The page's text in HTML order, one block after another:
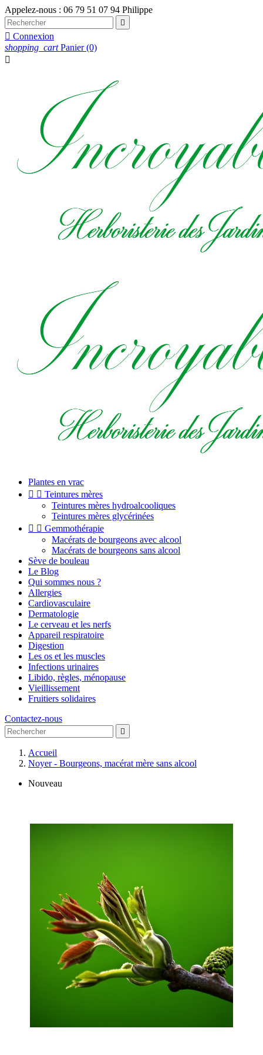
Appelez-nous : 06 79 51 07 94 Philippe

 Connexion
shopping_cart Panier (0)

Plantes en vrac
  Teintures mères
Teintures mères hydroalcooliques
Teintures mères glycérinées
  Gemmothérapie
Macérats de bourgeons avec alcool
Macérats de bourgeons sans alcool
Sève de bouleau
Le Blog
Qui sommes nous ?
Allergies
Cardiovasculaire
Dermatologie
Le cerveau et les nerfs
Appareil respiratoire
Digestion
Les os et les muscles
Infections urinaires
Libido, règles, ménopause
Vieillissement
Fruitiers solidaires
Contactez-nous

Accueil
Noyer - Bourgeons, macérat mère sans alcool
Nouveau